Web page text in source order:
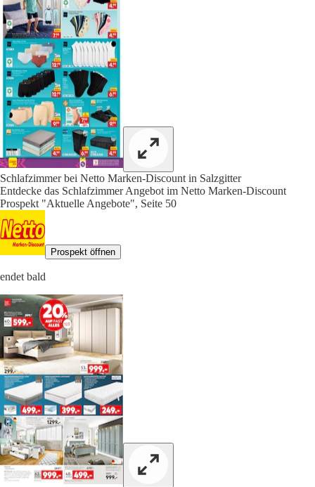
Schlafzimmer bei Netto Marken-Discount in Salzgitter
Entdecke das Schlafzimmer Angebot im Netto Marken-Discount
Prospekt "Aktuelle Angebote", Seite 50
Prospekt öffnen
endet bald